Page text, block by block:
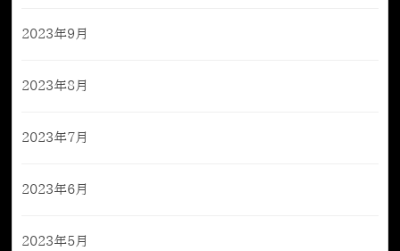
2023年9月
2023年8月
2023年7月
2023年6月
2023年5月